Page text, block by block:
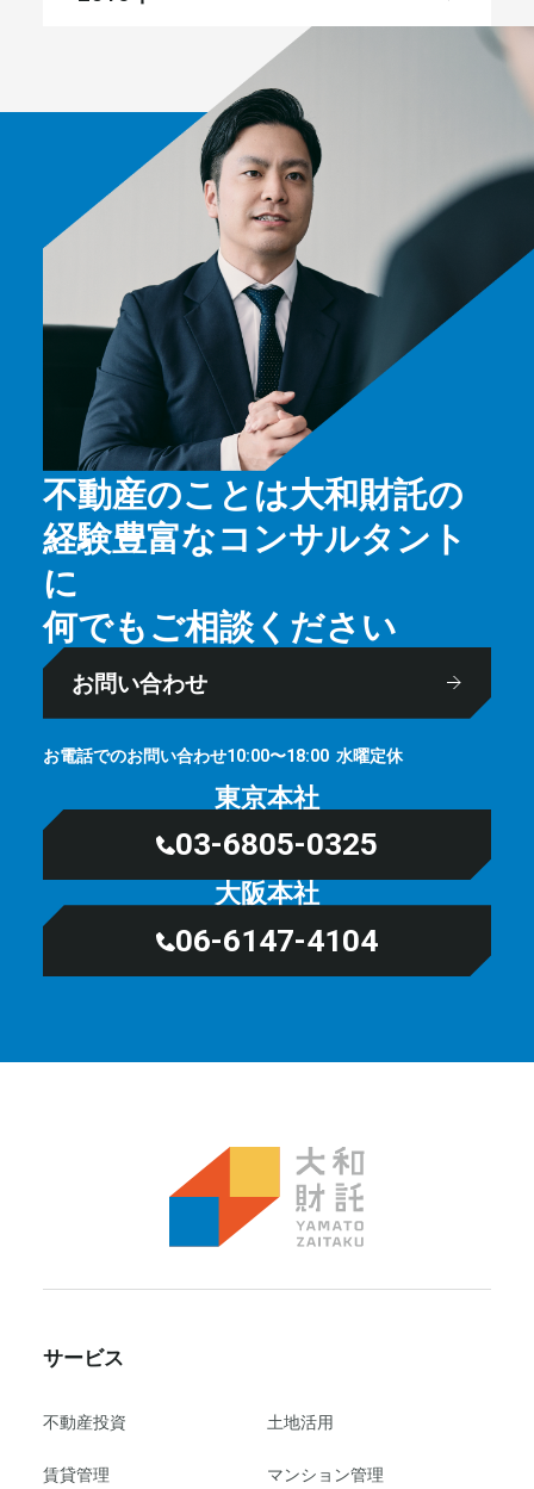
不動産のことは大和財託の
経験豊富なコンサルタント
に
何でもご相談ください
お問い合わせ
お電話でのお問い合わせ10:00〜18:00 ⽔曜定休
東京本社
03-6805-0325
大阪本社
06-6147-4104
サービス
不動産投資
⼟地活⽤
賃貸管理
マンション管理